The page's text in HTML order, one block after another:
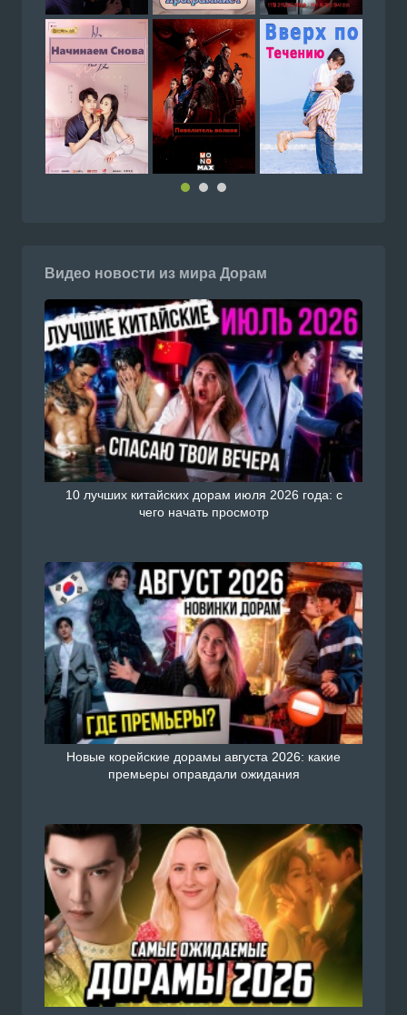
Видео новости из мира Дорам
10 лучших китайских дорам июля 2026 года: с
чего начать просмотр
Новые корейские дорамы августа 2026: какие
премьеры оправдали ожидания